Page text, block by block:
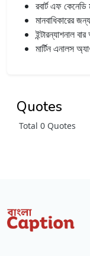
রবার্ট এফ
মানবাধিকারের
ইন্টারন্যাশনাল
মার্টিন এনালস
Quotes
Total 0 Quotes